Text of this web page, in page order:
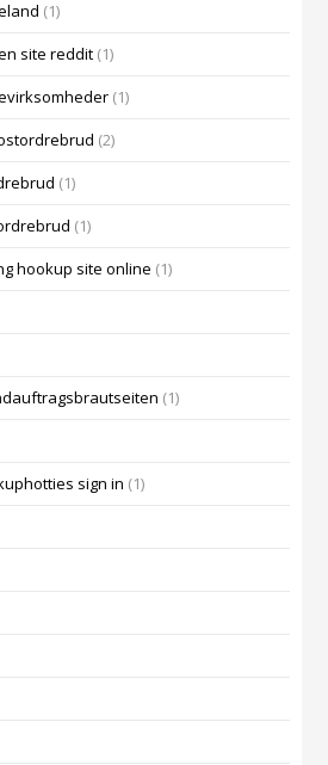
(1)
site reddit (1)
(1)
(2)
(1)
(1)
hookup site online (1)
(1)
sign in (1)